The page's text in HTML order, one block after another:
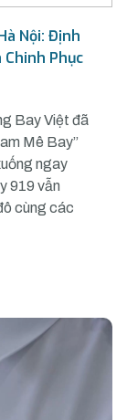
Nội: Định
Phục
Bay Việt đã
Mê Bay”
ngay
919 vẫn
cùng các